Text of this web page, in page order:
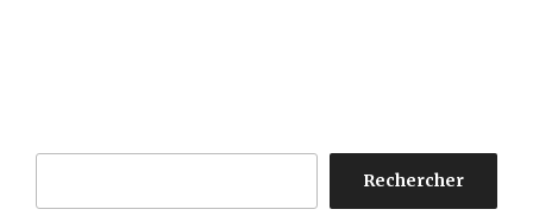
Rechercher